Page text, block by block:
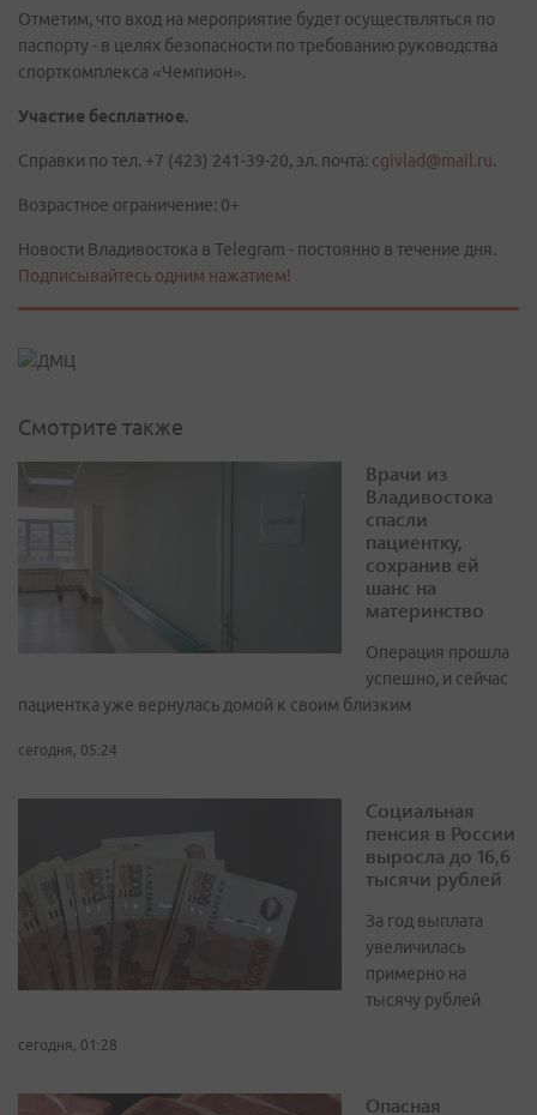
Отметим, что вход на мероприятие будет осуществляться по
паспорту - в целях безопасности по требованию руководства
спорткомплекса «Чемпион».
Участие бесплатное.
Справки по тел. +7 (423) 241-39-20, эл. почта: cgivlad@mail.ru.
Возрастное ограничение: 0+
Новости Владивостока в Telegram - постоянно в течение дня.
Подписывайтесь одним нажатием!
Смотрите также
Врачи из
Владивостока
спасли
пациентку,
сохранив ей
шанс на
материнство
Операция прошла
успешно, и сейчас
пациентка уже вернулась домой к своим близким
сегодня, 05:24
Социальная
пенсия в России
выросла до 16,6
тысячи рублей
За год выплата
увеличилась
примерно на
тысячу рублей
сегодня, 01:28
Опасная